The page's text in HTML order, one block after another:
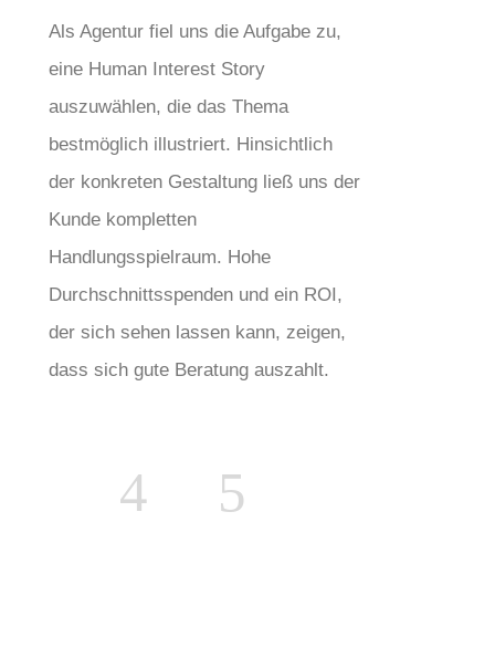
Als Agentur fiel uns die Aufgabe zu,
eine Human Interest Story
auszuwählen, die das Thema
bestmöglich illustriert. Hinsichtlich
der konkreten Gestaltung ließ uns der
Kunde kompletten
Handlungsspielraum. Hohe
Durchschnittsspenden und ein ROI,
der sich sehen lassen kann, zeigen,
dass sich gute Beratung auszahlt.